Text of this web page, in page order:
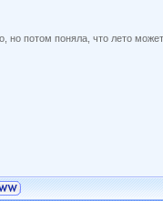
но потом поняла, что лето